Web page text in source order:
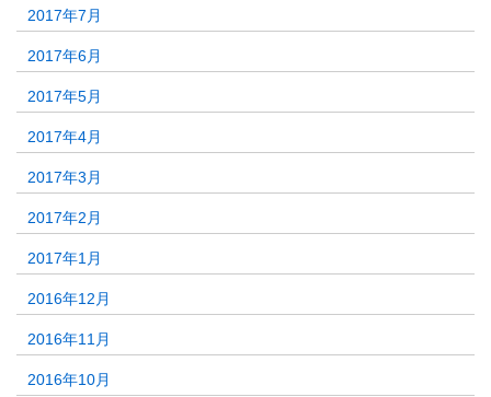
2017年7月
2017年6月
2017年5月
2017年4月
2017年3月
2017年2月
2017年1月
2016年12月
2016年11月
2016年10月